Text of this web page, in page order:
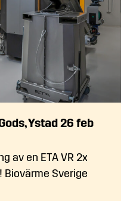
Ystad 26 feb
av en ETA VR 2x
Biovärme Sverige